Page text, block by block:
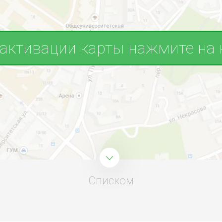
карты нажмите на
Списком